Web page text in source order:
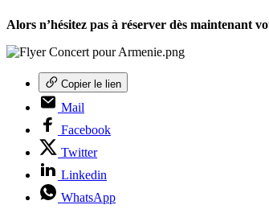
Alors n’hésitez pas à réserver dès maintenant
Copier le lien
Mail
Facebook
Twitter
Linkedin
WhatsApp